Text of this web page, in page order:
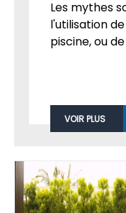
Les mythes
l'utilisation
piscine, ou
VOIR PLUS